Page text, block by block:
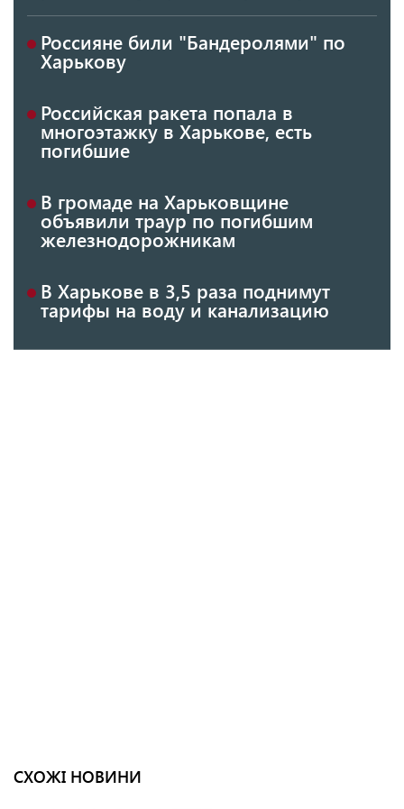
Россияне били "Бандеролями" по
Харькову
Российская ракета попала в
многоэтажку в Харькове, есть
погибшие
В громаде на Харьковщине
объявили траур по погибшим
железнодорожникам
В Харькове в 3,5 раза поднимут
тарифы на воду и канализацию
СХОЖІ НОВИНИ